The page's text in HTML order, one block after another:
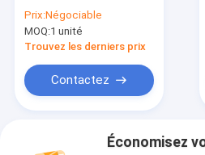
Prix:Négociable
MOQ:1 unité
Trouvez les derniers prix
Contactez
Économisez